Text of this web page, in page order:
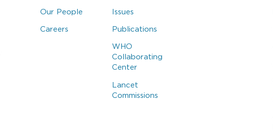
Our People
Careers
Issues
Publications
WHO
Collaborating
Center
Lancet
Commissions